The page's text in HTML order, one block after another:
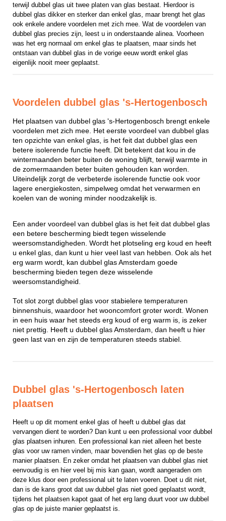
terwijl dubbel glas uit twee platen van glas bestaat. Hierdoor is
dubbel glas dikker en sterker dan enkel glas, maar brengt het glas
ook enkele andere voordelen met zich mee. Wat de voordelen van
dubbel glas precies zijn, leest u in onderstaande alinea. Voorheen
was het erg normaal om enkel glas te plaatsen, maar sinds het
ontstaan van dubbel glas in de vorige eeuw wordt enkel glas
eigenlijk nooit meer geplaatst.
Voordelen dubbel glas 's-Hertogenbosch
Het plaatsen van dubbel glas 's-Hertogenbosch brengt enkele
voordelen met zich mee. Het eerste voordeel van dubbel glas
ten opzichte van enkel glas, is het feit dat dubbel glas een
betere isolerende functie heeft. Dit betekent dat kou in de
wintermaanden beter buiten de woning blijft, terwijl warmte in
de zomermaanden beter buiten gehouden kan worden.
Uiteindelijk zorgt de verbeterde isolerende functie ook voor
lagere energiekosten, simpelweg omdat het verwarmen en
koelen van de woning minder noodzakelijk is.
Een ander voordeel van dubbel glas is het feit dat dubbel glas
een betere bescherming biedt tegen wisselende
weersomstandigheden. Wordt het plotseling erg koud en heeft
u enkel glas, dan kunt u hier veel last van hebben. Ook als het
erg warm wordt, kan dubbel glas Amsterdam goede
bescherming bieden tegen deze wisselende
weersomstandigheid.
Tot slot zorgt dubbel glas voor stabielere temperaturen
binnenshuis, waardoor het wooncomfort groter wordt. Wonen
in een huis waar het steeds erg koud of erg warm is, is zeker
niet prettig. Heeft u dubbel glas Amsterdam, dan heeft u hier
geen last van en zijn de temperaturen steeds stabiel.
Dubbel glas 's-Hertogenbosch laten
plaatsen
Heeft u op dit moment enkel glas of heeft u dubbel glas dat
vervangen dient te worden? Dan kunt u een professional voor dubbel
glas plaatsen inhuren. Een professional kan niet alleen het beste
glas voor uw ramen vinden, maar bovendien het glas op de beste
manier plaatsen. En zeker omdat het plaatsen van dubbel glas niet
eenvoudig is en hier veel bij mis kan gaan, wordt aangeraden om
deze klus door een professional uit te laten voeren. Doet u dit niet,
dan is de kans groot dat uw dubbel glas niet goed geplaatst wordt,
tijdens het plaatsen kapot gaat of het erg lang duurt voor uw dubbel
glas op de juiste manier geplaatst is.